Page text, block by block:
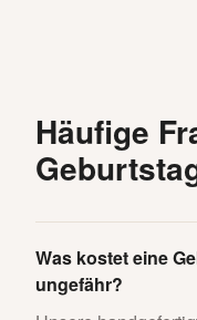
Häufige
Was kostet eine
ungefähr?